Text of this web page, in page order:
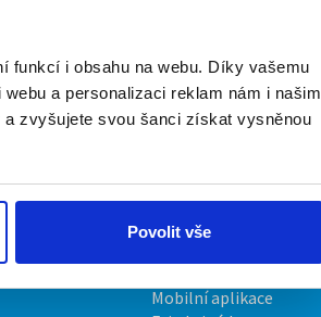
funkcí i obsahu na webu. Díky vašemu
a personalizaci reklam nám i našim
zvyšujete svou šanci získat vysněnou
Povolit vše
Mobilní aplikace